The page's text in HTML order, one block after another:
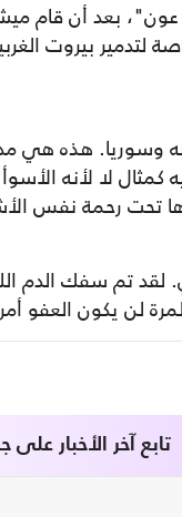
بعد أن قام
لتدمير بيروت
وسوريا. هذه هي
كمثال لا لأنه
تحت رحمة نفس
تم سفك الدم
لن يكون العفو
تابع آخر الأخبار على